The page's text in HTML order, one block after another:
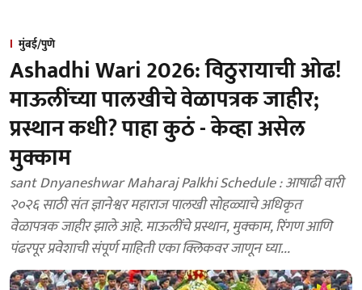
मुंबई/पुणे
Ashadhi Wari 2026: विठुरायाची ओढ!
माऊलींच्या पालखीचे वेळापत्रक जाहीर;
प्रस्थान कधी? पाहा कुठं - केव्हा असेल
मुक्काम
sant Dnyaneshwar Maharaj Palkhi Schedule : आषाढी वारी
२०२६ साठी संत ज्ञानेश्वर महाराज पालखी सोहळ्याचे अधिकृत
वेळापत्रक जाहीर झाले आहे. माऊलींचे प्रस्थान, मुक्काम, रिंगण आणि
पंढरपूर प्रवेशाची संपूर्ण माहिती एका क्लिकवर जाणून घ्या...